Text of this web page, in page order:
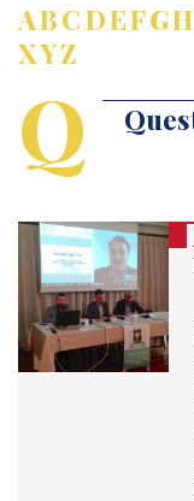
ABCDEFGH
XYZ
Q